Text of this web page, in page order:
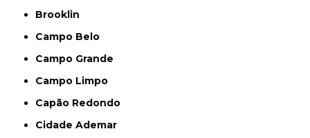
Brooklin
Campo Belo
Campo Grande
Campo Limpo
Capão Redondo
Cidade Ademar